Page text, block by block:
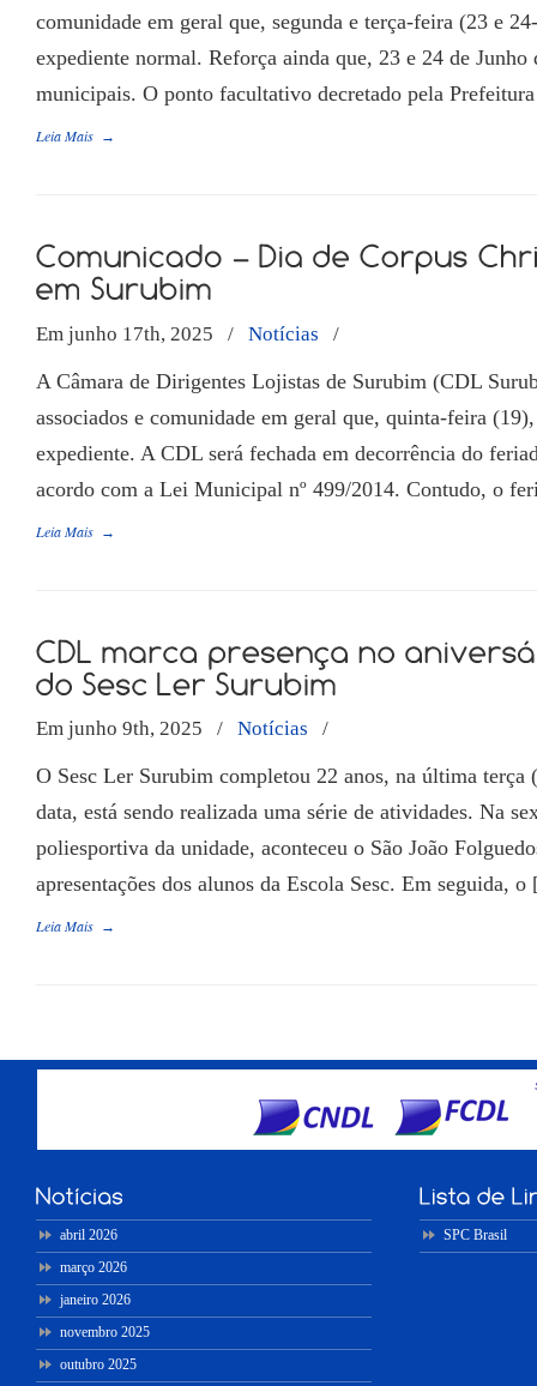
comunidade em geral que, segunda e terça-feira (23 e
expediente normal. Reforça ainda que, 23 e 24 de Junho
municipais. O ponto facultativo decretado pela
Leia Mais →
Em junho 17th, 2025 / Notícias /
A Câmara de Dirigentes Lojistas de Surubim (CDL
associados e comunidade em geral que, quinta-feira
expediente. A CDL será fechada em decorrência do
acordo com a Lei Municipal nº 499/2014. Contudo, o
Leia Mais →
Em junho 9th, 2025 / Notícias /
O Sesc Ler Surubim completou 22 anos, na última terça
data, está sendo realizada uma série de atividades. Na
poliesportiva da unidade, aconteceu o São João
apresentações dos alunos da Escola Sesc. Em seguida,
Leia Mais →
abril 2026
março 2026
janeiro 2026
novembro 2025
outubro 2025
SPC Brasil